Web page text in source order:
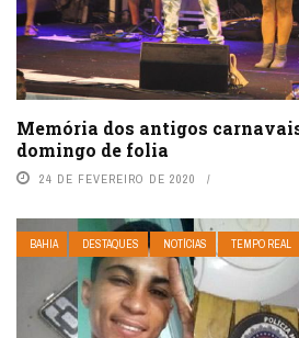
Memória dos antigos
domingo de folia
24 DE FEVEREIRO DE 2020
BAHIA DESTAQUES NOTÍCIAS TEMPO REAL